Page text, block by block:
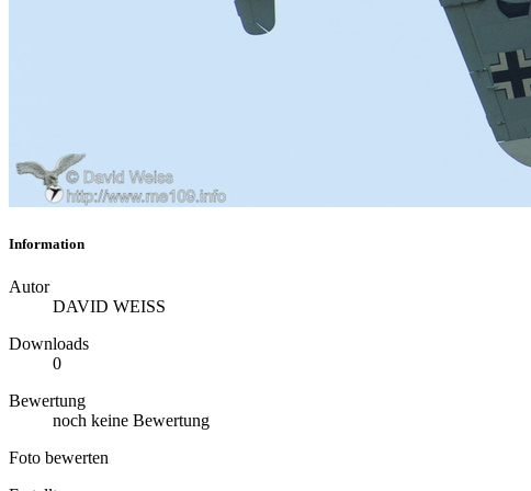
Information
Autor
DAVID WEISS
Downloads
0
Bewertung
noch keine Bewertung
Foto bewerten